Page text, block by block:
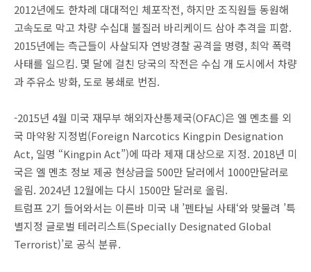
2012년에도 한차례 대대적인 체포작전, 하지만 조직원들 동원해
고속도로 막고 차량 수십대 불질러 바리케이드 삼아 추격을 피함.
2015년에는 측근들이 사살되자 연방경찰 공격을 명령, 최악 폭력
사태를 일으킴. 몇 달에 걸친 당국의 작전은 수십 개 도시에서 차량
과 주유소 방화, 도로 봉쇄로 번짐.
-2015년 4월 미국 재무부 해외자산통제국(OFAC)은 엘 멘초를 외
국 마약왕 지정법(Foreign Narcotics Kingpin Designation
Act, 일명 “Kingpin Act”)에 따라 제재 대상으로 지정. 2018년 미
국은 엘 멘초 정보 제공 현상금을 500만 달러에서 1000만달러로
올림. 2024년 12월에는 다시 1500만 달러로 올림.
트럼프 2기 들어와서는 이른바 미국 내 ’펜타닐 사태‘와 맞물려 ’특
별지정 글로벌 테러리스트(Specially Designated Global
Terrorist)’로 공식 분류.